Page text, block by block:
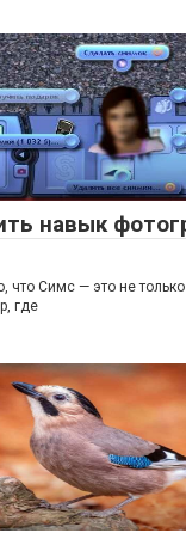
навык
что Симс — это не только
где